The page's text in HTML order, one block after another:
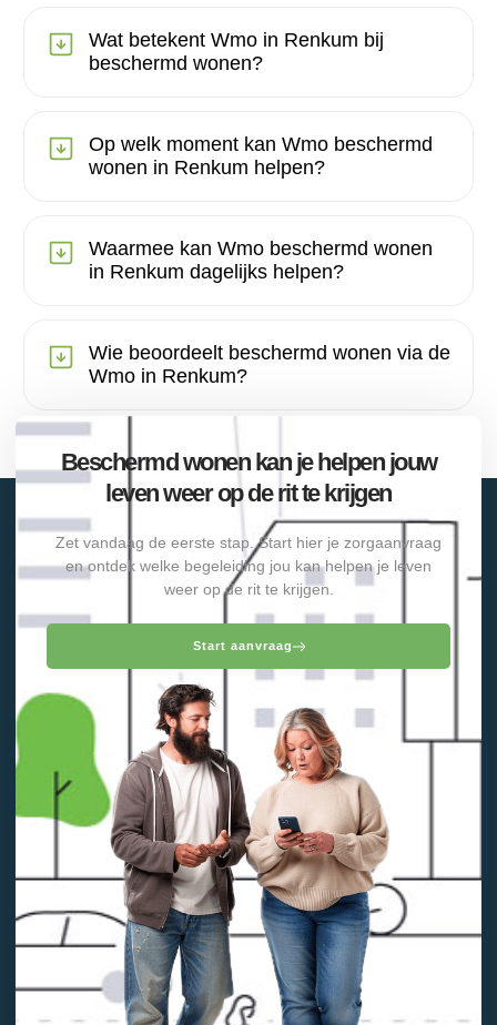
Wat betekent Wmo in Renkum bij
beschermd wonen?
Op welk moment kan Wmo beschermd
wonen in Renkum helpen?
Waarmee kan Wmo beschermd wonen
in Renkum dagelijks helpen?
Wie beoordeelt beschermd wonen via de
Wmo in Renkum?
Beschermd wonen kan je helpen jouw
leven weer op de rit te krijgen
Zet vandaag de eerste stap. Start hier je zorgaanvraag
en ontdek welke begeleiding jou kan helpen je leven
weer op de rit te krijgen.
Start aanvraag